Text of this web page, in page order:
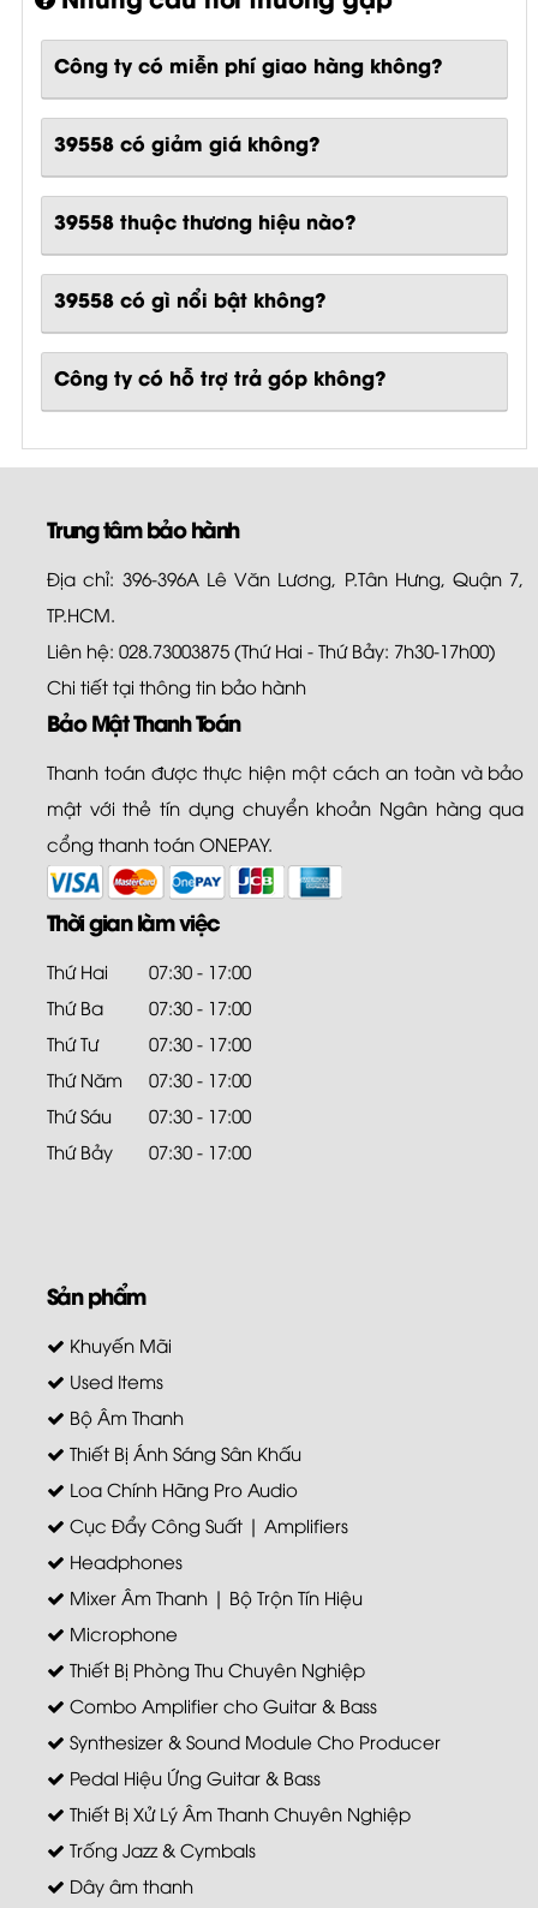
Công ty có miễn phí giao hàng không?
39558 có giảm giá không?
39558 thuộc thương hiệu nào?
39558có gì nổi bật không?
Công ty có hỗ trợ trả góp không?
Trung tâm bảo hành
Địa chỉ: 396-396A Lê Văn Lương, P.Tân Hưng, Quận 7,
TP.HCM.
Liên hệ: 028.73003875 (Thứ Hai - Thứ Bảy: 7h30-17h00)
Chi tiết tại thông tin bảo hành
Bảo Mật Thanh Toán
Thanh toán được thực hiện một cách an toàn và bảo
mật với thẻ tín dụng chuyển khoản Ngân hàng qua
cổng thanh toán ONEPAY.
Thời gian làm việc
Thứ Hai
07:30 - 17:00
Thứ Ba
07:30 - 17:00
Thứ Tư
07:30 - 17:00
Thứ Năm
07:30 - 17:00
Thứ Sáu
07:30 - 17:00
Thứ Bảy
07:30 - 17:00
Sản phẩm
Khuyến Mãi
Used Items
Bộ Âm Thanh
Thiết Bị Ánh Sáng Sân Khấu
Loa Chính Hãng Pro Audio
Cục Đẩy Công Suất | Amplifiers
Headphones
Mixer Âm Thanh | Bộ Trộn Tín Hiệu
Microphone
Thiết Bị Phòng Thu Chuyên Nghiệp
Combo Amplifier cho Guitar & Bass
Synthesizer & Sound Module Cho Producer
Pedal Hiệu Ứng Guitar & Bass
Thiết Bị Xử Lý Âm Thanh Chuyên Nghiệp
Trống Jazz & Cymbals
Dây âm thanh